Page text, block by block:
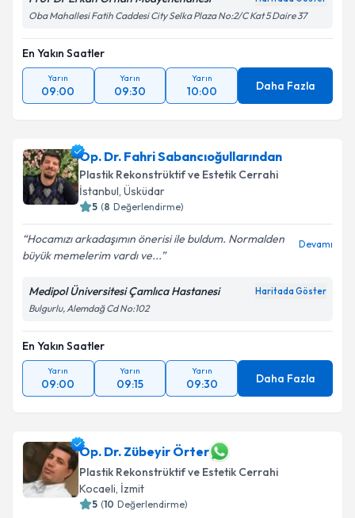
Oba Mahallesi Fatih Caddesi City Selka Plaza No:2/C Kat 5 Daire 37
En Yakın Saatler
Yarın
09:00
Yarın
09:30
Yarın
10:00 Daha Fazla
Op. Dr. Fahri Sabancıoğullarından
Plastik Rekonstrüktif ve Estetik Cerrahi
İstanbul, Üsküdar
5 (8 Değerlendirme)
Hocamızı arkadaşımın önerisi ile buldum. Normalden
büyük memelerim vardı ve...
Devamı
Medipol Üniversitesi Çamlıca Hastanesi Haritada Göster
Bulgurlu, Alemdağ Cd No:102
En Yakın Saatler
Yarın
09:00
Yarın
09:15
Yarın
09:30 Daha Fazla
Op. Dr. Zübeyir Örter
Plastik Rekonstrüktif ve Estetik Cerrahi
Kocaeli, İzmit
5 (10 Değerlendirme)